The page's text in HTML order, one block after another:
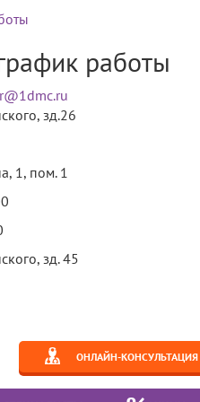
работы
зд.26
1, пом. 1
зд. 45
ОНЛАЙН-КОНСУЛЬТАЦИЯ
по специальности
ГМУ им. В.И.